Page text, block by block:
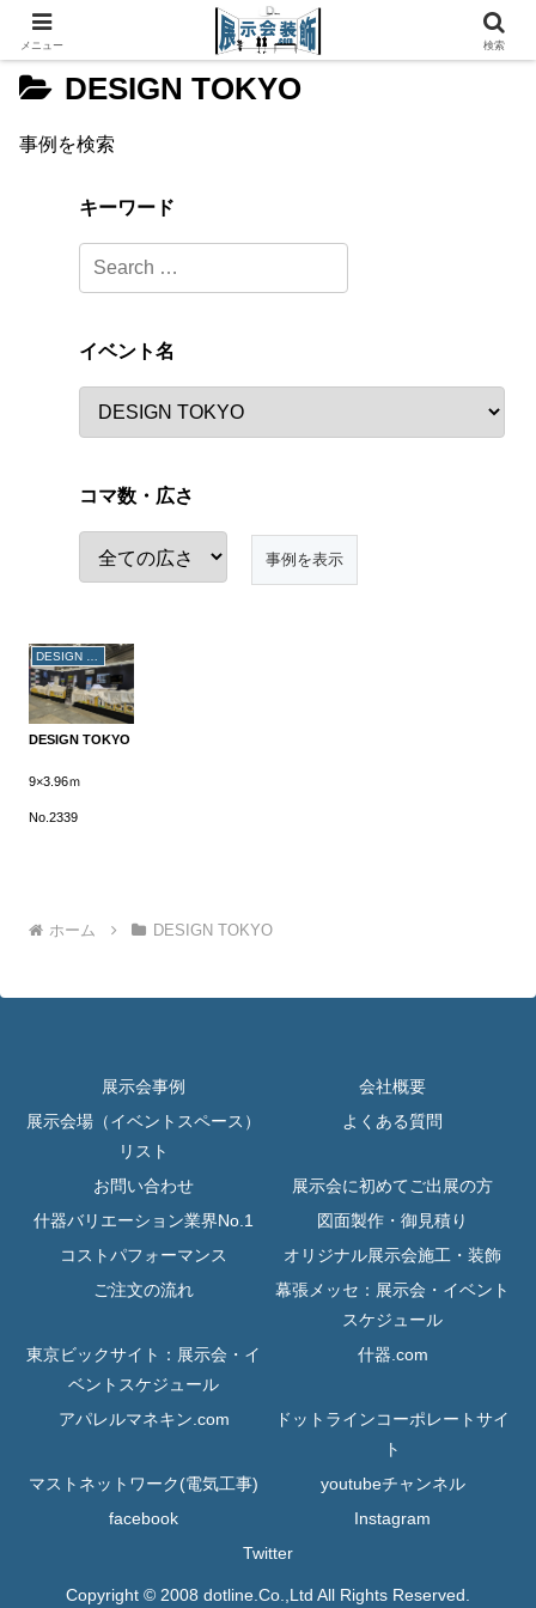
DESIGN TOKYO
事例を検索
キーワード
イベント名
コマ数・広さ
DESIGN TOKYO
9×3.96ｍ
No.2339
ホーム DESIGN TOKYO
展示会事例
会社概要
展示会場（イベントスペース）
リスト
よくある質問
お問い合わせ
展示会に初めてご出展の方
什器バリエーション業界No.1
図面製作・御見積り
コストパフォーマンス
オリジナル展示会施工・装飾
ご注文の流れ
幕張メッセ：展示会・イベント
スケジュール
東京ビックサイト：展示会・イ
ベントスケジュール
什器.com
アパレルマネキン.com
ドットラインコーポレートサイ
ト
マストネットワーク(電気工事)
youtubeチャンネル
facebook
Instagram
Twitter
Copyright © 2008 dotline.Co.,Ltd All Rights Reserved.
メニュー 検索